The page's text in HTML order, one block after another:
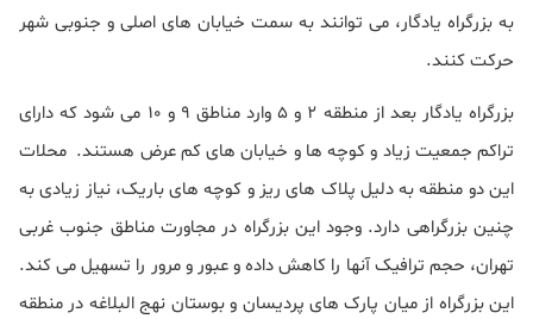
به بزرگراه یادگار، می توانند به سمت خیابان های اصلی و جنوبی شهر
حرکت کنند.
بزرگراه یادگار بعد از منطقه 2 و 5 وارد مناطق 9 و 10 می شود که دارای
تراکم جمعیت زیاد و کوچه ها و خیابان های کم عرض هستند. محلات
این دو منطقه به دلیل پلاک های ریز و کوچه های باریک، نیاز زیادی به
چنین بزرگراهی دارد. وجود این بزرگراه در مجاورت مناطق جنوب غربی
تهران، حجم ترافیک آنها را کاهش داده و عبور و مرور را تسهیل می کند.
این بزرگراه از میان پارک های پردیسان و بوستان نهج البلاغه در منطقه